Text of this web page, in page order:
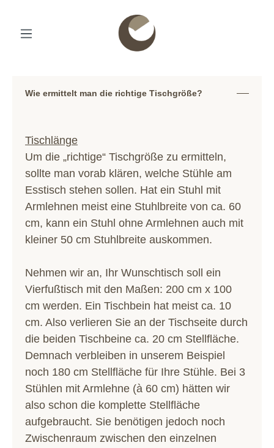
Wie ermittelt man die richtige Tischgröße?
Tischlänge
Um die „richtige“ Tischgröße zu ermitteln,
sollte man vorab klären, welche Stühle am
Esstisch stehen sollen. Hat ein Stuhl mit
Armlehnen meist eine Stuhlbreite von ca. 60
cm, kann ein Stuhl ohne Armlehnen auch mit
kleiner 50 cm Stuhlbreite auskommen.
Nehmen wir an, Ihr Wunschtisch soll ein
Vierfußtisch mit den Maßen: 200 cm x 100
cm werden. Ein Tischbein hat meist ca. 10
cm. Also verlieren Sie an der Tischseite durch
die beiden Tischbeine ca. 20 cm Stellfläche.
Demnach verbleiben in unserem Beispiel
noch 180 cm Stellfläche für Ihre Stühle. Bei 3
Stühlen mit Armlehne (à 60 cm) hätten wir
also schon die komplette Stellfläche
aufgebraucht. Sie benötigen jedoch noch
Zwischenraum zwischen den einzelnen